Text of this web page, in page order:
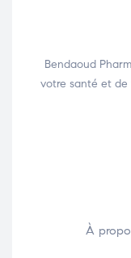
Bendaoud
votre santé et de
À